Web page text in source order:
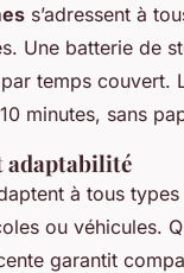
s’adressent à
Une batterie de
temps
minutes, sans
adaptabilité
à tous
ou véhicules.
garantit